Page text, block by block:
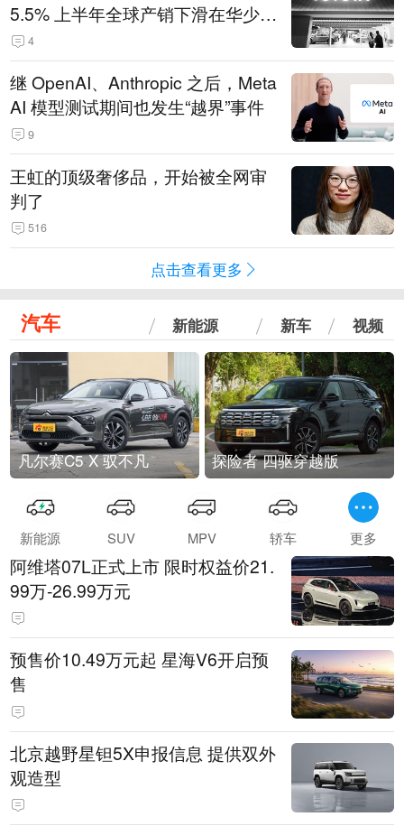
5.5% 上半年全球产销下滑在华少卖
14.3万辆
4
继 OpenAI、Anthropic 之后，Meta
AI 模型测试期间也发生“越界”事件
9
王虹的顶级奢侈品，开始被全网审
判了
516
点击查看更多
汽车 新能源 新车 视频
凡尔赛C5 X 驭不凡 探险者 四驱穿越版
新能源 SUV MPV 轿车 更多
阿维塔07L正式上市 限时权益价21.
99万-26.99万元
预售价10.49万元起 星海V6开启预
售
北京越野星钽5X申报信息 提供双外
观造型